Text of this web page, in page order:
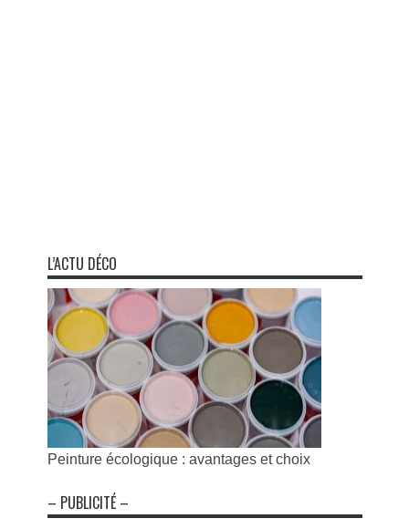
L’ACTU DÉCO
Peinture écologique : avantages et choix
– PUBLICITÉ –